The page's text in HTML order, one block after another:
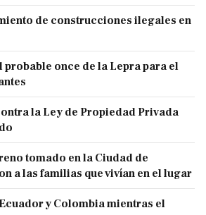
de construcciones ilegales en
probable once de la Lepra para el
la Ley de Propiedad Privada
tomado en la Ciudad de
a las familias que vivían en el lugar
y Colombia mientras el